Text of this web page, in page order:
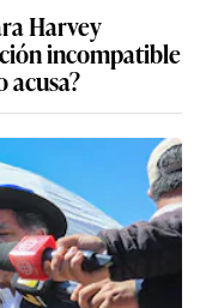
Harvey
incompatible
acusa?